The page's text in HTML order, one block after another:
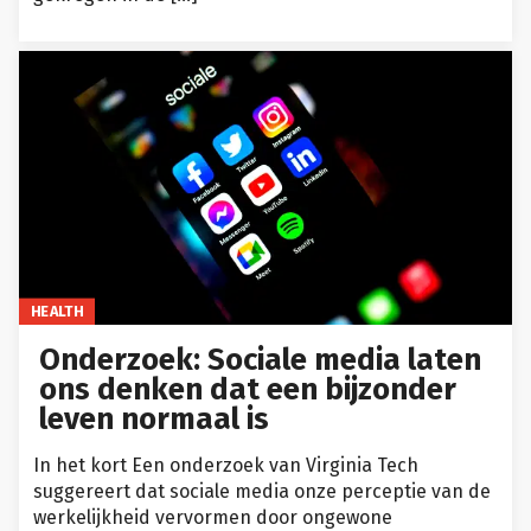
HEALTH
Onderzoek: Sociale media laten
ons denken dat een bijzonder
leven normaal is
In het kort Een onderzoek van Virginia Tech
suggereert dat sociale media onze perceptie van de
werkelijkheid vervormen door ongewone